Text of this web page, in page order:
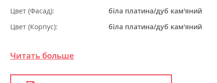
Цвет (Фасад):
біла платина/дуб кам'яний
Цвет (Корпус):
біла платина/дуб кам'яний
Стиль
Материал
ламінована ДСП
Читать больше